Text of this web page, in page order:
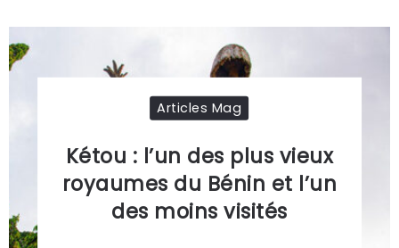
Articles Mag
Kétou : l’un des plus vieux
royaumes du Bénin et l’un
des moins visités